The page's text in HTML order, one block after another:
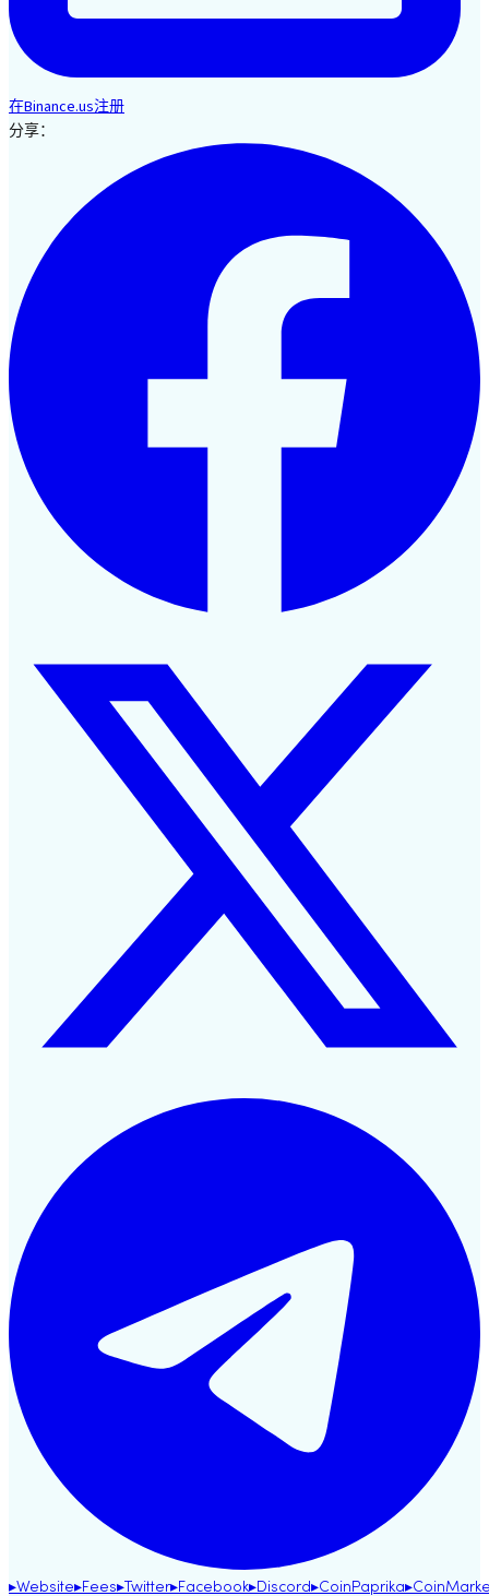
在Binance.us注册
分享：
▸Website▸Fees▸ Twitter▸Facebook▸Discord▸CoinPaprika▸